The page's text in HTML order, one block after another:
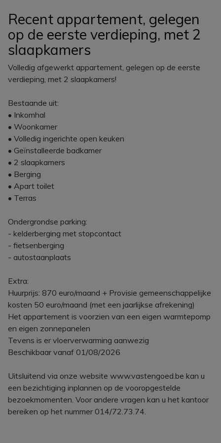
Recent appartement, gelegen
op de eerste verdieping, met 2
slaapkamers
Volledig afgewerkt appartement, gelegen op de eerste
verdieping, met 2 slaapkamers!
Bestaande uit:
• Inkomhal
• Woonkamer
• Volledig ingerichte open keuken
• Geïnstalleerde badkamer
• 2 slaapkamers
• Berging
• Apart toilet
• Terras
Ondergrondse parking:
- kelderberging met stopcontact
- fietsenberging
- autostaanplaats
Extra:
Huurprijs: 870 euro/maand + Provisie gemeenschappelijke
kosten 50 euro/maand (met een jaarlijkse afrekening)
Het appartement is voorzien van een eigen warmtepomp
en eigen zonnepanelen
Tevens is er vloerverwarming aanwezig
Beschikbaar vanaf 01/08/2026
Uitsluitend via onze website www.vastengoed.be kan u
een bezichtiging inplannen op de vooropgestelde
bezoekmomenten. Voor andere vragen kan u het kantoor
bereiken op het nummer 014/72.73.74.